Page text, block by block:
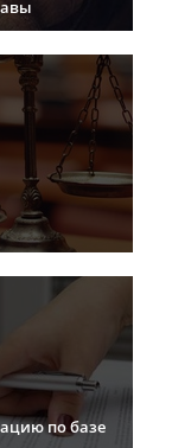
по базе